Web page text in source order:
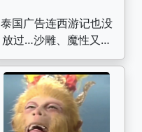
泰国广告连西游记也没
放过…沙雕、魔性又洗
脑哈哈哈哈